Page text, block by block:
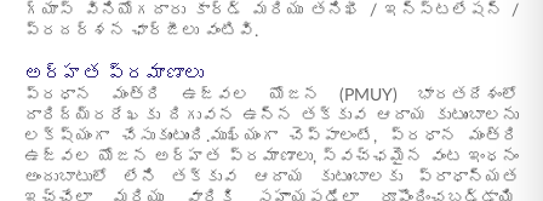
గ్యాస్ వినియోగదారు కార్డ్ మరియు తనిఖీ / ఇన్స్టలేషన్ /
ప్రదర్శన ఛార్జీలు వంటివి.
అర్హత ప్రమాణాలు
ప్రధాన మంత్రి ఉజ్వల యోజన (PMUY) భారతదేశంలో
దారిద్య్రరేఖకు దిగువన ఉన్న తక్కువ ఆదాయ కుటుంబాలను
లక్ష్యంగా చేసుకుంటుంది.ముఖ్యంగా చెప్పాలంటే, ప్రధాన మంత్రి
ఉజ్వల యోజన అర్హత ప్రమాణాలు, స్వచ్ఛమైన వంట ఇంధనం
అందుబాటులో లేని తక్కువ ఆదాయ కుటుంబాలకు ప్రాధాన్యత